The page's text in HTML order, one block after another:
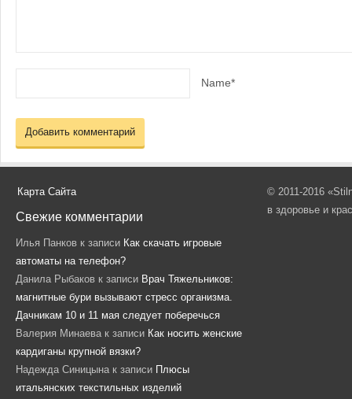
Name*
Карта Сайта
Свежие комментарии
Илья Панков к записи Как скачать игровые
автоматы на телефон?
Данила Рыбаков к записи Врач Тяжельников:
магнитные бури вызывают стресс организма.
Дачникам 10 и 11 мая следует поберечься
Валерия Минаева к записи Как носить женские
кардиганы крупной вязки?
Надежда Синицына к записи Плюсы
итальянских текстильных изделий
© 2011-2016
в здоровье и